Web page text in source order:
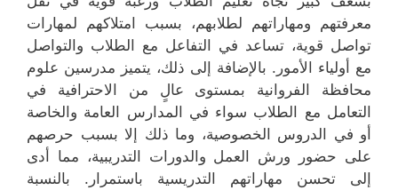
معرفتهم ومهاراتهم لطلابهم، بسبب امتلاكهم لمهارات
تواصل قوية، تساعد في التفاعل مع الطلاب والتواصل
مع أولياء الأمور. بالإضافة إلى ذلك، يتميز مدرسين علوم
محافظة الفروانية بمستوى عالٍ من الاحترافية في
التعامل مع الطلاب سواء في المدارس العامة والخاصة
أو في الدروس الخصوصية، وما ذلك إلا بسبب حرصهم
على حضور ورش العمل والدورات التدريبية، مما أدى
إلى تحسن مهاراتهم التدريسية باستمرار. بالنسبة